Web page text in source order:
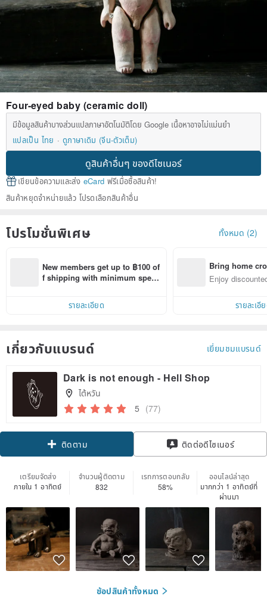
Four-eyed baby (ceramic doll)
มีข้อมูลสินค้าบางส่วนแปลภาษาอัตโนมัติโดย Google เนื้อหาอาจไม่แม่นยำ
แปลเป็น ไทย
ดูภาษาเดิม (จีน-ตัวเต็ม)
ดูสินค้าอื่นๆ ของดีไซเนอร์
เขียนข้อความและส่ง eCard ฟรีเมื่อซื้อสินค้า!
สินค้าหยุดจำหน่ายแล้ว โปรดเลือกสินค้าอื่น
โปรโมชั่นพิเศษ ทั้งหมด (2)
New members get up to ฿100 of
f shipping with minimum spen
within 7 days!
รายละเอียด
Bring home
n with ease
Enjoy
รายละเอี
เกี่ยวกับแบรนด์ เยี่ยมชมแบรนด์
Dark is not enough - Hell Shop
ไต้หวัน
5 (77)
ติดตาม ติดต่อดีไซเนอร์
เตรียมจัดส่ง
ภายใน 1 อาทิตย์
จำนวนผู้ติดตาม
832
เรทการตอบกลับ
58%
ออนไลน์ล่าสุด
มากกว่า 1 อาทิตย์ที่
ผ่านมา
ช้อปสินค้าทั้งหมด